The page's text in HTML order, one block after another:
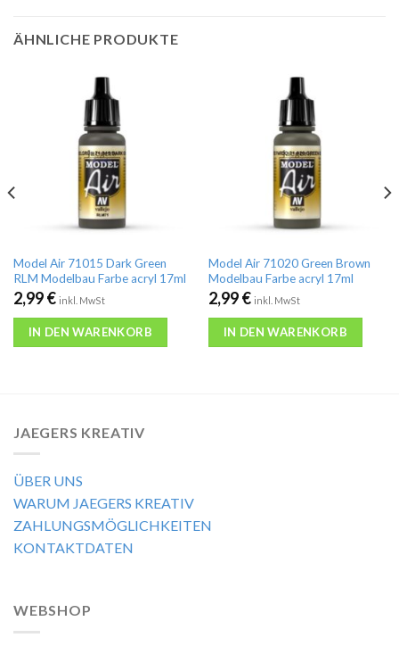
ÄHNLICHE PRODUKTE
Model Air 71015 Dark Green
RLM Modelbau Farbe acryl 17ml
2,99€ inkl. MwSt
IN DEN WARENKORB
Model Air 71020 Green Brown
Modelbau Farbe acryl 17ml
2,99€ inkl. MwSt
IN DEN WARENKORB
JAEGERS KREATIV
ÜBER UNS
WARUM JAEGERS KREATIV
ZAHLUNGSMÖGLICHKEITEN
KONTAKTDATEN
WEBSHOP